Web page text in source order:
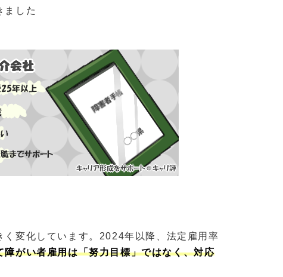
ました
変化しています。2024年以降、法定雇用率
障がい者雇用は「努力目標」ではなく、対応